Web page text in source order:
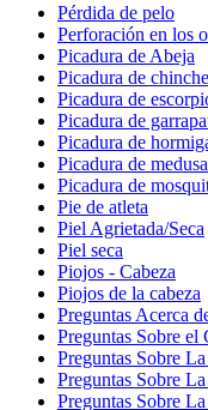
Pérdida de pelo
Perforación en los
Picadura de Abeja
Picadura de
Picadura de
Picadura de
Picadura de
Picadura de medusa
Picadura de
Pie de atleta
Piel Agrietada/Seca
Piel seca
Piojos - Cabeza
Piojos de la cabeza
Preguntas Acerca
Preguntas Sobre el
Preguntas Sobre
Preguntas Sobre
Preguntas Sobre